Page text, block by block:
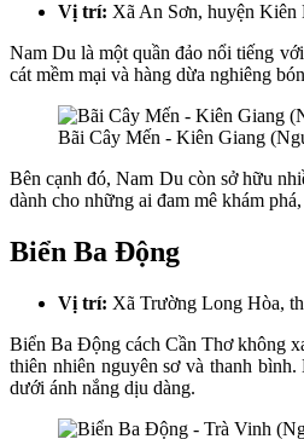
Vị trí: Xã An Sơn, huyện Kiên
Nam Du là một quần đảo nổi tiếng
cát mềm mại và hàng dừa nghiêng
Bãi Cây Mến - Kiên Giang
Bên cạnh đó, Nam Du còn sở hữu
dành cho những ai đam mê khám
Biển Ba Động
Vị trí: Xã Trường Long Hòa,
Biển Ba Động cách Cần Thơ không
thiên nhiên nguyên sơ và thanh
dưới ánh nắng dịu dàng.